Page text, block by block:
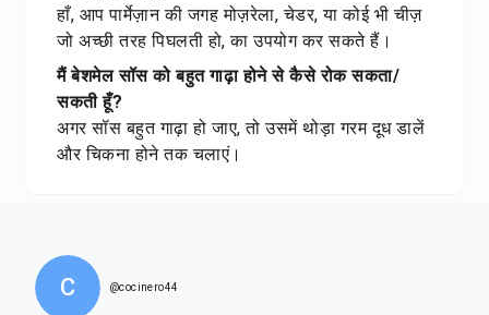
हाँ, आप पार्मेज़ान की जगह मोज़रेला, चेडर, या कोई भी चीज़
जो अच्छी तरह पिघलती हो, का उपयोग कर सकते हैं।
मैं बेशमेल सॉस को बहुत गाढ़ा होने से कैसे रोक सकता/
सकती हूँ?
अगर सॉस बहुत गाढ़ा हो जाए, तो उसमें थोड़ा गरम दूध डालें
और चिकना होने तक चलाएं।
C @cocinero44